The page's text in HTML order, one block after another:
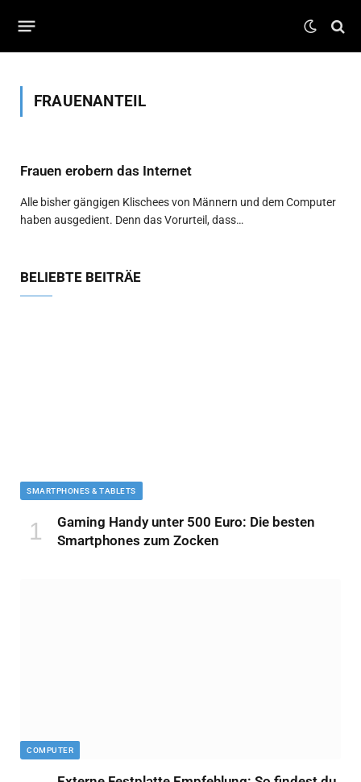
FRAUENANTEIL
Frauen erobern das Internet
Alle bisher gängigen Klischees von Männern und dem Computer
haben ausgedient. Denn das Vorurteil, dass…
BELIEBTE BEITRÄE
SMARTPHONES & TABLETS
Gaming Handy unter 500 Euro: Die besten
Smartphones zum Zocken
COMPUTER